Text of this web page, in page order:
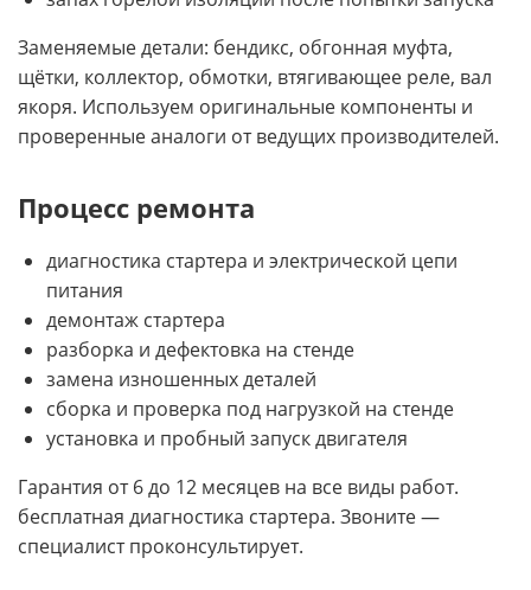
Заменяемые детали: бендикс, обгонная муфта,
щётки, коллектор, обмотки, втягивающее реле, вал
якоря. Используем оригинальные компоненты и
проверенные аналоги от ведущих производителей.
Процесс ремонта
диагностика стартера и электрической цепи
питания
демонтаж стартера
разборка и дефектовка на стенде
замена изношенных деталей
сборка и проверка под нагрузкой на стенде
установка и пробный запуск двигателя
Гарантия от 6 до 12 месяцев на все виды работ.
бесплатная диагностика стартера. Звоните —
специалист проконсультирует.